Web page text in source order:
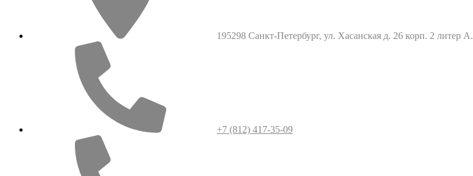
195298 Санкт-Петербург, ул. Хасанская д. 26 корп. 2 литер А.
+7 (812) 417-35-09